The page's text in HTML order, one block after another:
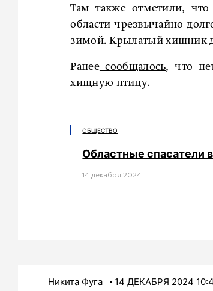
Там также отметили, что
области чрезвычайно
зимой. Крылатый хищник
Ранеесообщалось, что
хищную птицу.
ОБЩЕСТВО
Областные спасатели
14 декабря 2024
Никита Фуга 14 ДЕКАБРЯ 2024